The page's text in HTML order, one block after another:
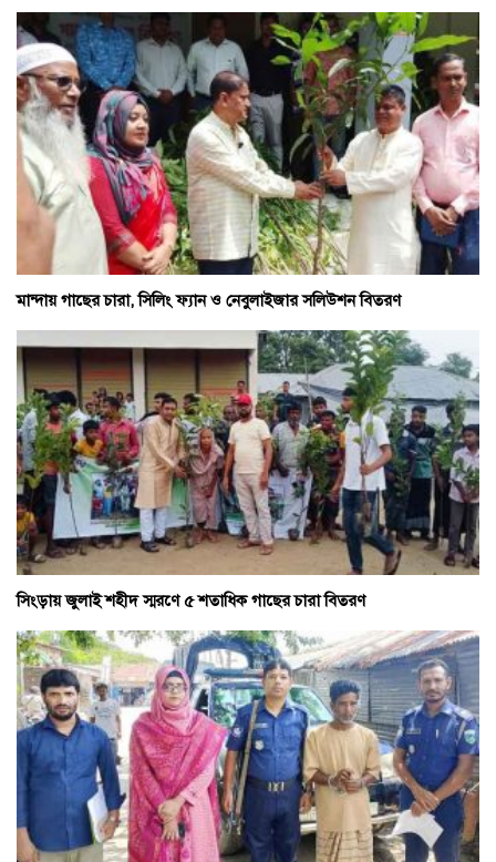
মান্দায় গাছের চারা, সিলিং ফ্যান ও নেবুলাইজার সলিউশন বিতরণ
সিংড়ায় জুলাই শহীদ স্মরণে ৫ শতাধিক গাছের চারা বিতরণ